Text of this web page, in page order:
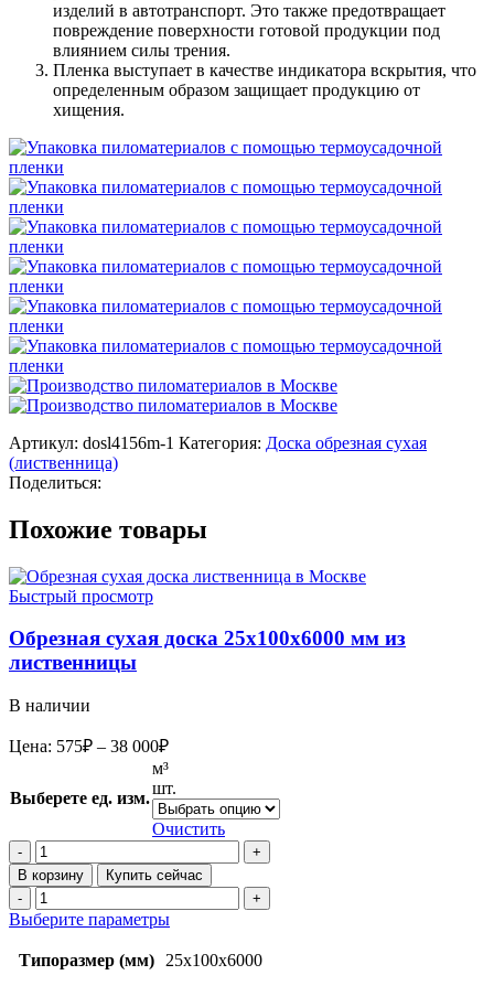
изделий в автотранспорт. Это также предотвращает
повреждение поверхности готовой продукции под
влиянием силы трения.
Пленка выступает в качестве индикатора вскрытия, что
определенным образом защищает продукцию от
хищения.
Артикул: dosl4156m-1 Категория: Доска обрезная сухая
(лиственница)
Поделиться:
Похожие товары
Быстрый просмотр
Обрезная сухая доска 25х100х6000 мм из
лиственницы
В наличии
Цена: 575₽ – 38 000₽Диапазон
цен:
575₽
–
38
Выберете ед. изм.
м³
шт.
Очистить
Количество
товара
Обрезная
сухая
доска
мм
В корзину Купить сейчас
Количество
товара
Обрезная
сухая
доска
Выберите параметрыЭтот
имеет
Типоразмер (мм) 25х100х6000